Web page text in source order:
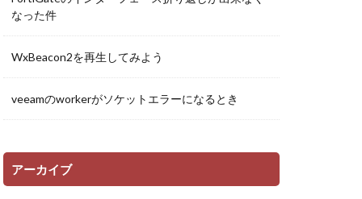
なった件
WxBeacon2を再生してみよう
veeamのworkerがソケットエラーになるとき
アーカイブ